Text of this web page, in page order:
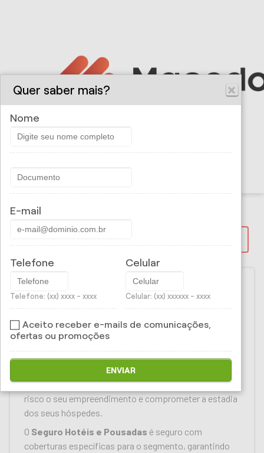
Macedo Corretora de
Seguros - Seguro Hotéis e
Pousadas
Mas basta um pequeno imprevisto para colocar em
risco o seu empreendimento e comprometer a estadia
dos seus hóspedes.
O Seguro Hotéis e Pousadas é seguro com
coberturas específicas para o segmento, garantindo
Quer saber mais?
Nome
E-mail
Telefone
Telefone: (xx) xxxx - xxxx
Celular
Celular: (xx) xxxxxx - xxxx
Aceito receber e-mails de comunicações,
ofertas ou promoções
ENVIAR